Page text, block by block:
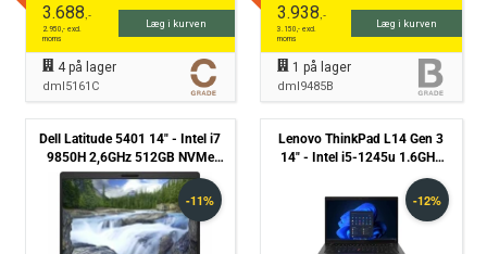
3.688,-
2.950,- excl.
moms
Læg i kurven
4på lager
dml5161C
3.938,-
3.150,- excl.
moms
Læg i kurven
1 på lager
dml9485B
Dell Latitude 5401 14" - Intel i7
9850H 2,6GHz 512GB NVMe
16GB - Grade B
Lenovo ThinkPad L14 Gen 3
14" - Intel i5-1245u 1.6GHz
512GB NVMe 16GB Win11
Pro - Grade B